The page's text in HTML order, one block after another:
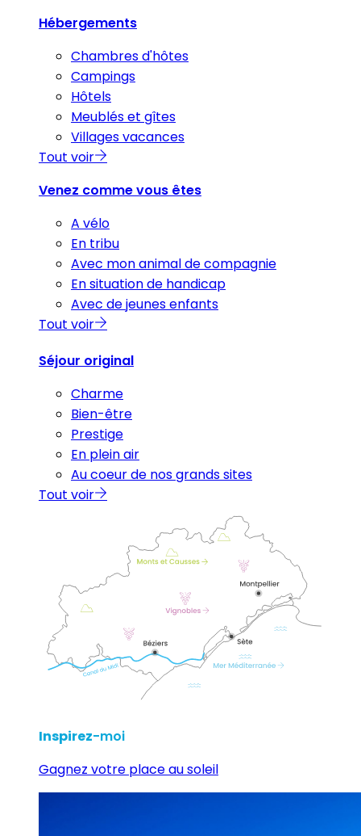
Hébergements
Chambres d'hôtes
Campings
Hôtels
Meublés et gîtes
Villages vacances
Tout voir
Venez comme vous êtes
A vélo
En tribu
Avec mon animal de compagnie
En situation de handicap
Avec de jeunes enfants
Tout voir
Séjour original
Charme
Bien-être
Prestige
En plein air
Au coeur de nos grands sites
Tout voir
Inspirez-moi
Gagnez votre place au soleil